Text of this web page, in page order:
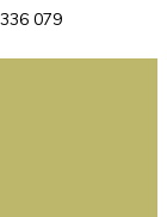
079